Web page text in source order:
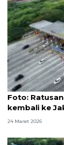
Foto
Foto:
kembali ke
24 Maret 2026